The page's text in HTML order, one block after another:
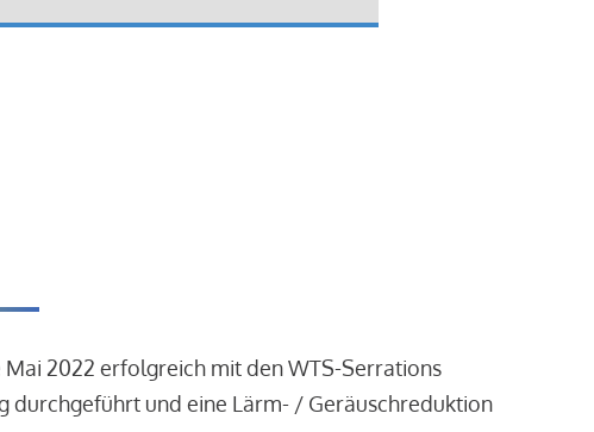
2022 erfolgreich mit den WTS-Serrations
durchgeführt und eine Lärm- / Geräuschreduktion